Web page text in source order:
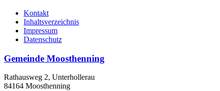
Kontakt
Inhaltsverzeichnis
Impressum
Datenschutz
Gemeinde Moosthenning
Rathausweg 2, Unterhollerau
84164 Moosthenning